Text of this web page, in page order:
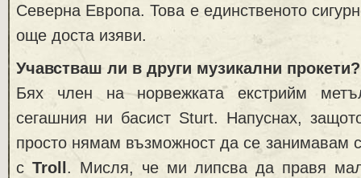
Северна Европа. Това е единственото
още доста изяви.
Учавстваш ли в други музикални прокети?
Бях член на норвежката екстрийм
сегашния ни басист Sturt. Напуснах,
просто нямам възможност да се занимавам
с Troll . Мисля, че ми липсва да правя